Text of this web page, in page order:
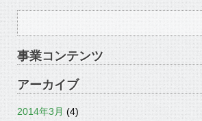
事業コンテンツ
アーカイブ
2014年3月 (4)